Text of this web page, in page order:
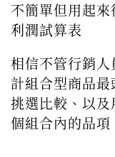
不簡單但用起
利潤試算表
相信不管行銷
計組合型商品
挑選比較、以
個組合內的品項